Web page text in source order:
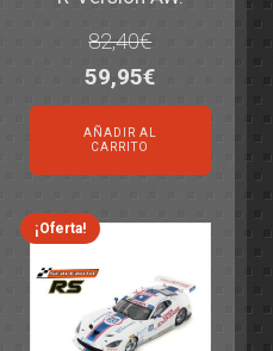
82,40€
El
precio
original
era:
82,40€.
59,95€El
precio
es:
59,95€.
AÑADIR AL
CARRITO
¡Oferta!